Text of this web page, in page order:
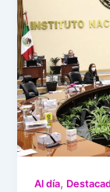
Al día,